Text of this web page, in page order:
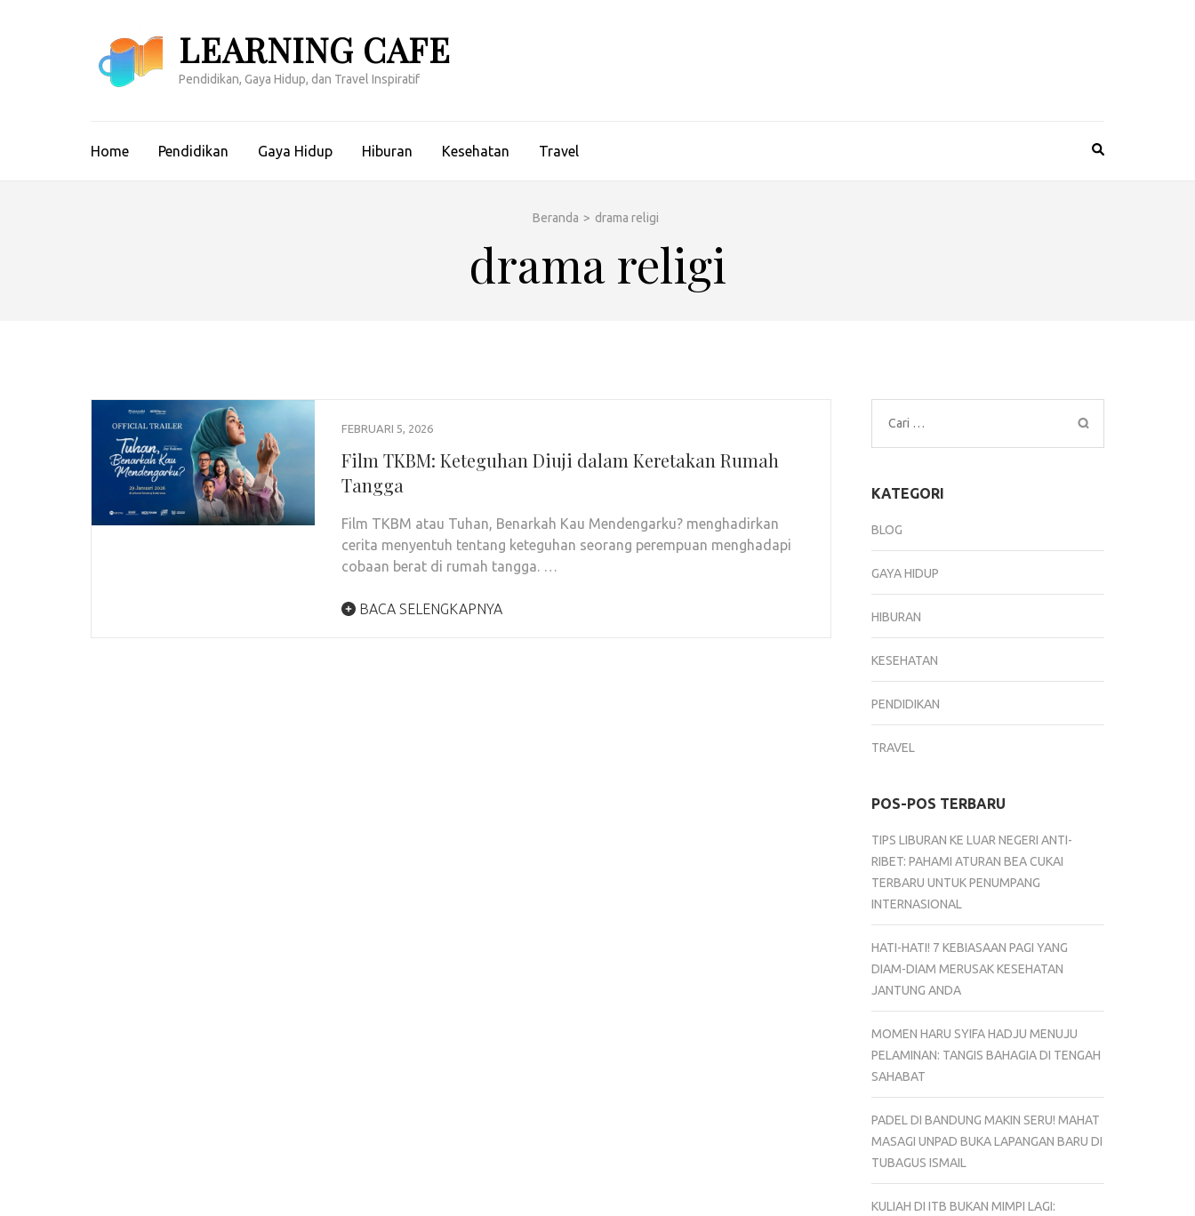
LEARNING CAFE
Pendidikan, Gaya Hidup, dan Travel Inspiratif
Home Pendidikan Gaya Hidup Hiburan Kesehatan Travel
Beranda > drama religi
drama religi
FEBRUARI 5, 2026
Film TKBM: Keteguhan Diuji dalam Keretakan Rumah
Tangga
Film TKBM atau Tuhan, Benarkah Kau Mendengarku? menghadirkan
cerita menyentuh tentang keteguhan seorang perempuan menghadapi
cobaan berat di rumah tangga. …
BACA SELENGKAPNYA
Cari
untuk:
KATEGORI
BLOG
GAYA HIDUP
HIBURAN
KESEHATAN
PENDIDIKAN
TRAVEL
POS-POS TERBARU
TIPS LIBURAN KE LUAR NEGERI ANTI-
RIBET: PAHAMI ATURAN BEA CUKAI
TERBARU UNTUK PENUMPANG
INTERNASIONAL
HATI-HATI! 7 KEBIASAAN PAGI YANG
DIAM-DIAM MERUSAK KESEHATAN
JANTUNG ANDA
MOMEN HARU SYIFA HADJU MENUJU
PELAMINAN: TANGIS BAHAGIA DI TENGAH
SAHABAT
PADEL DI BANDUNG MAKIN SERU! MAHAT
MASAGI UNPAD BUKA LAPANGAN BARU DI
TUBAGUS ISMAIL
KULIAH DI ITB BUKAN MIMPI LAGI: